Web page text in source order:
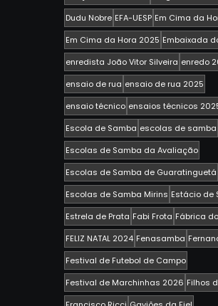
Dudu Nobre EFA-UESP Em Cima da
Em Cima da Hora 2025 Embaixada
enredista João Vitor Silveira enredo
ensaio de rua ensaio de rua 2025
ensaio técnico ensaios técnicos
Escola de Samba escolas de samba
Escolas de Samba da Avaliação
Escolas de Samba de Guaratinguetá
Escolas de Samba Mirins Estácio de
Estrela de Prata Fabi Frota Fábrica
FELIZ NATAL 2024 Fenasamba
Festival de Futebol de Campo
Festival de Marchinhas 2026 Filhos